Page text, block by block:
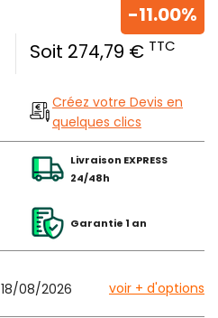
Soit 274,79 € TTC
-11.00%
Créez votre Devis en
quelques clics
Livraison EXPRESS
24/48h
Garantie 1 an
18/08/2026 voir + d'options